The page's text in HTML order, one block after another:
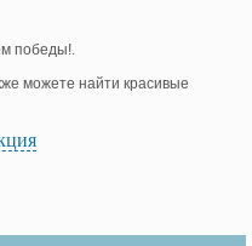
победы!.
можете найти красивые